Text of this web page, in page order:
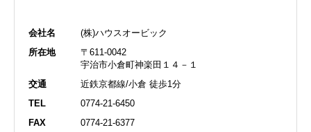
会社名
(株)ハウスオービック
所在地
〒611-0042
宇治市小倉町神楽田１４－１
交通
近鉄京都線/小倉 徒歩1分
TEL
0774-21-6450
FAX
0774-21-6377